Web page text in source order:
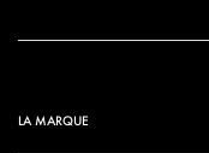
LA MARQUE